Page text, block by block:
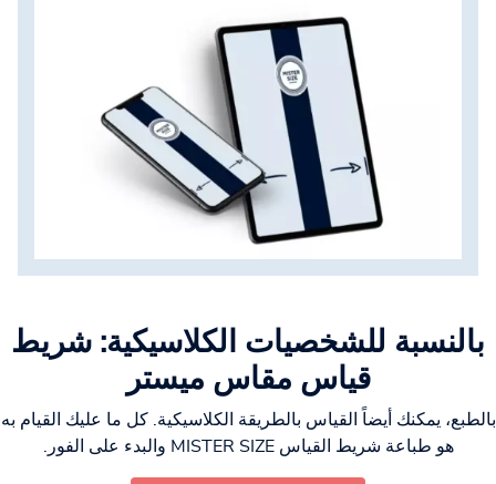
بالنسبة للشخصيات الكلاسيكية: شريط
قياس مقاس ميستر
بالطبع، يمكنك أيضاً القياس بالطريقة الكلاسيكية. كل ما عليك القيام به
هو طباعة شريط القياس MISTER SIZE والبدء على الفور.